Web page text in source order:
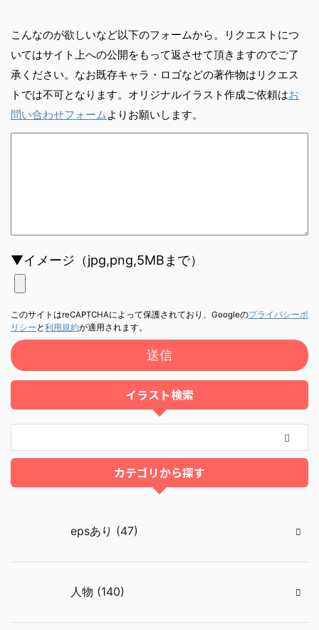
こんなのが欲しいなど以下のフォームから。リクエストにつ
いてはサイト上への公開をもって返させて頂きますのでご了
承ください。なお既存キャラ・ロゴなどの著作物はリクエス
トでは不可となります。オリジナルイラスト作成ご依頼はお
問い合わせフォーム よりお願いします。
▼イメージ（jpg,png,5MBまで）
このサイトはreCAPTCHAによって保護されており、Googleのプライバシーポ
リシー と利用規約が適用されます。
イラスト検索
カテゴリから探す
epsあり (47)
人物 (140)